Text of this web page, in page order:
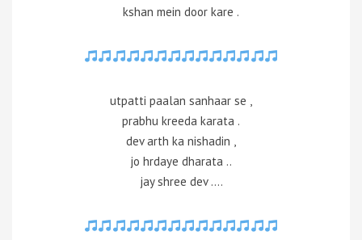
kshan mein door kare .
utpatti paalan sanhaar se ,
prabhu kreeda karata .
dev arth ka nishadin ,
jo hrdaye dharata ..
jay shree dev ….